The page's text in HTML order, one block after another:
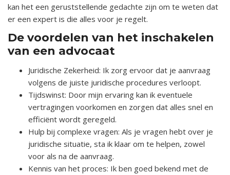
kan het een geruststellende gedachte zijn om te weten dat
er een expert is die alles voor je regelt.
De voordelen van het inschakelen
van een advocaat
Juridische Zekerheid: Ik zorg ervoor dat je aanvraag
volgens de juiste juridische procedures verloopt.
Tijdswinst: Door mijn ervaring kan ik eventuele
vertragingen voorkomen en zorgen dat alles snel en
efficiënt wordt geregeld.
Hulp bij complexe vragen: Als je vragen hebt over je
juridische situatie, sta ik klaar om te helpen, zowel
voor als na de aanvraag.
Kennis van het proces: Ik ben goed bekend met de